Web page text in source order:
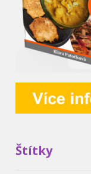
Štítky